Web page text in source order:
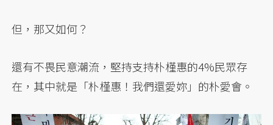
但，那又如何？
還有不畏民意潮流，堅持支持朴槿惠的4%民眾存
在，其中就是「朴槿惠！我們還愛妳」的朴愛會。